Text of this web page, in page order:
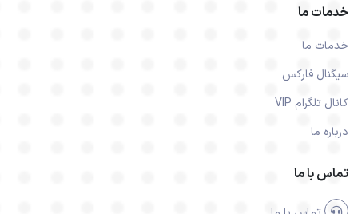
خدمات ما
خدمات ما
سیگنال فارکس
کانال تلگرام VIP
درباره ما
تماس با ما